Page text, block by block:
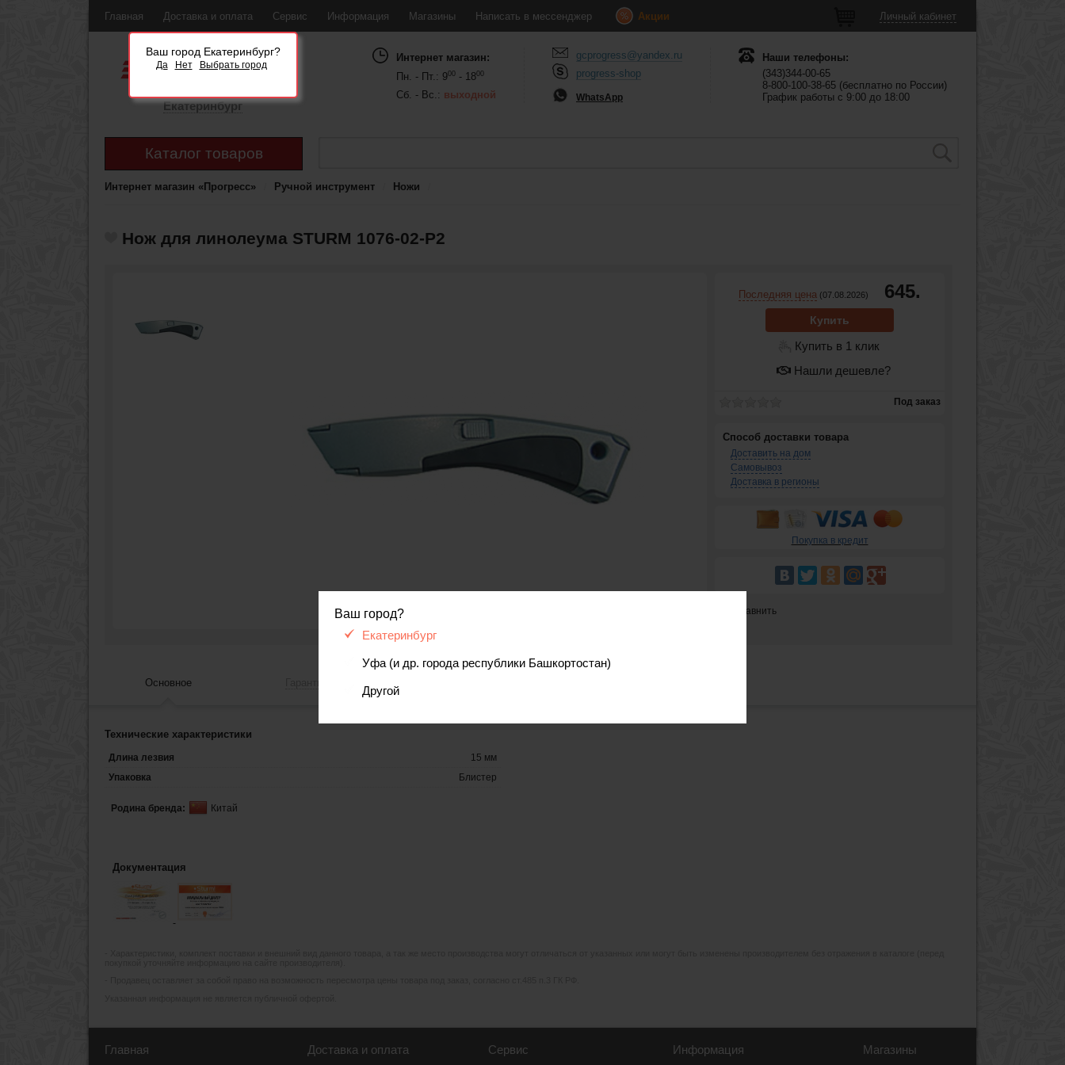
Ваш город?
Екатеринбург
Уфа (и др. города республики Башкортостан)
Другой
Главная Доставка и оплата Сервис Информация Магазины Написать в мессенджер Акции Личный кабинет
Ваш город Екатеринбург?
Да Нет Выбрать город
Екатеринбург
Интернет магазин:
Пн. - Пт.: 900 - 1800
Сб. - Вс.: выходной
gcprogress@yandex.ru
progress-shop
WhatsApp
Наши телефоны:
(343)344-00-65
8-800-100-38-65 (бесплатно по России)
График работы с 9:00 до 18:00
Каталог товаров
Интернет магазин «Прогресс» Ручной инструмент Ножи
Нож для линолеума STURM 1076-02-P2
Последняя цена (07.08.2026) 645.
Купить
Купить в 1 клик
Нашли дешевле?
Под заказ
Способ доставки товара
Доставить на дом
Самовывоз
Доставка в регионы
Покупка в кредит
Сравнить
Основное
Технические характеристики
Длина лезвия
15 мм
Упаковка
Блистер
Родина бренда: Китай
Документация
Главная Доставка и оплата Сервис Информация Магазины